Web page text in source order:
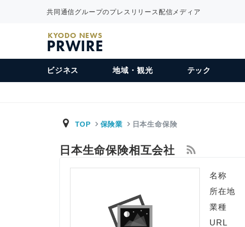
共同通信グループのプレスリリース配信メディア
KYODO NEWS
PRWIRE
ビジネス 地域・観光 テック
TOP 保険業 日本生命保険
日本生命保険相互会社
名称
所在地
業種
URL